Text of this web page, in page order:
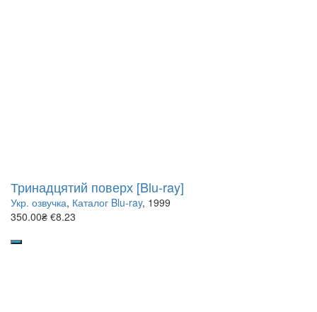
Тринадцятий поверх [Blu-ray]
Укр. озвучка, Каталог Blu-ray, 1999
350.00₴ €8.23